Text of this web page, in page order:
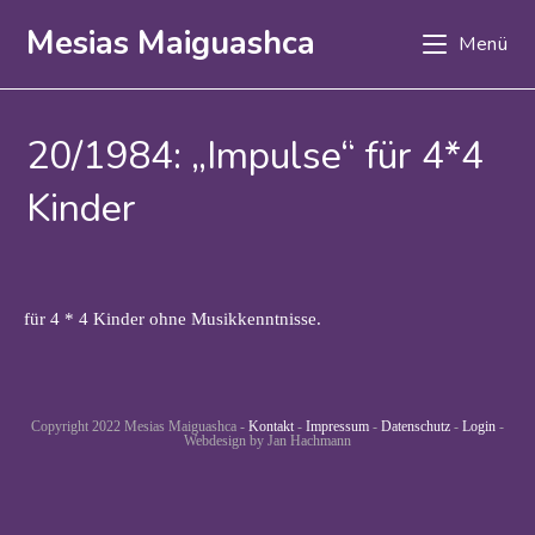
InhaltMesias Maiguashca Menü
20/1984: „Impulse“ für 4*4
Kinder
für 4 * 4 Kinder ohne Musikkenntnisse.
Copyright 2022 Mesias Maiguashca - Kontakt - Impressum - Datenschutz - Login -
Webdesign by Jan Hachmann